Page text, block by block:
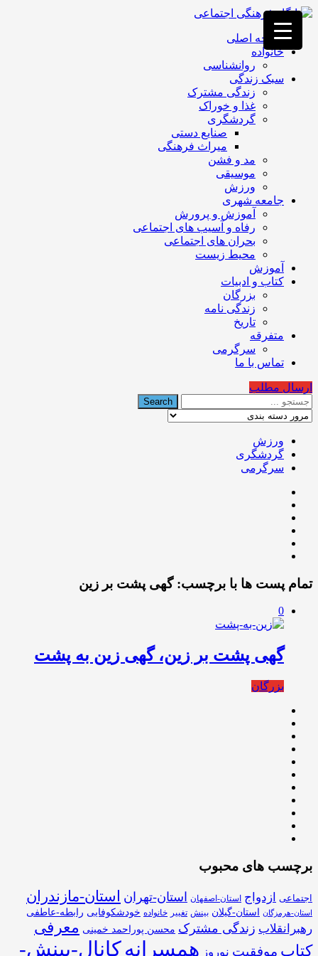
فصد
خون
غرب
تهران
خشکشویی
تصفیه
تهران
صفحه اصلی
خانواده
روانشناسی
سبک زندگی
زندگی مشترک
غذا و خوراک
گردشگری
صنایع دستی
میراث فرهنگی
مد و فشن
موسیقی
ورزش
جامعه شهری
آموزش و پرورش
رفاه و آسیب های اجتماعی
بحران های اجتماعی
محیط زیست
آموزش
کتاب و ادبیات
بزرگان
زندگی نامه
تاریخ
متفرقه
سرگرمی
تماس با ما
ارسال مطلب
ورزش
گردشگری
سرگرمی
تمام پست ها با برچسب:گهی پشت بر زین
0
گهی پشت بر زین، گهی زین به پشت
بزرگان
برچسب های محبوب
اجتماعی ازدواج استان-اصفهان استان-تهران استان-مازندران
استان-هرمزگان استان-گیلان بینش تغییر خانواده خودشکوفایی رابطه-عاطفی
رهبرانقلاب زندگی مشترک محسن پوراحمد خمینی معرفی
کتاب موفقیت نوروز همسرانهکانال-بینش-